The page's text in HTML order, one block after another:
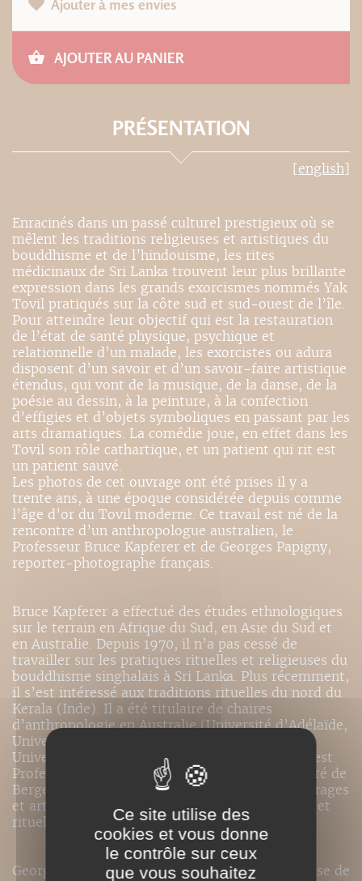
Ajouter à mes envies
AJOUTER AU PANIER
PRÉSENTATION
[english]
Enracinés dans un passé culturel prestigieux où se
mêlent les traditions religieuses et artistiques du
bouddhisme et de l’hindouisme, les rites
médicinaux de Sri Lanka trouvent leur plus brillante
expression dans les grands exorcismes nommés Yak
Tovil pratiqués sur la côte sud et sud-ouest de l’île.
Pour atteindre leur objectif qui est la restauration
de l’état de santé physique, psychique et
relationnelle d’un malade, les exorcistes ou adura
disposent d’un savoir et d’un savoir-faire artistique
étendus, qui vont de la musique, de la danse, de la
poésie au dessin, à la peinture, à la confection
d’effigies et d’objets symboliques en passant par les
arts dramatiques. La comédie joue, en effet dans les
Tovil son rôle cathartique, et un patient qui rit est
un patient sauvé.
Les photos de cet ouvrage ont été prises il y a
trente ans, à une époque considérée depuis comme
l’âge d’or du Tovil moderne. Ce travail est né de la
rencontre d’un anthropologue australien, le
Professeur Bruce Kapferer et de Georges Papigny,
reporter-photographe français.
Bruce Kapferer a effectué des études ethnologiques
sur le terrain en Afrique du Sud, en Asie du Sud et
en Australie. Depuis 1970, il n’a pas cessé de
travailler sur les pratiques rituelles et religieuses du
bouddhisme singhalais à Sri Lanka. Plus récemment,
il s’est intéressé aux traditions rituelles du nord du
Kerala (Inde). Il a été titulaire de chaires
d’anthropologie en Australie (Université d’Adélaïde,
Université James Cook ) et en Angleterre (
University College de Londres) Depuis 1999, il est
Professeur d’Anthropologie Sociale à l’Université de
Bergen (Norvège). Il a publié de nombreux ouvrages
et articles sur divers aspects de la vie politique et
rituelle en Afrique, à Sri Lanka et en Australie.
Georges Papigny a publié dans la presse française de
Ce site utilise des
cookies et vous donne
le contrôle sur ceux
que vous souhaitez